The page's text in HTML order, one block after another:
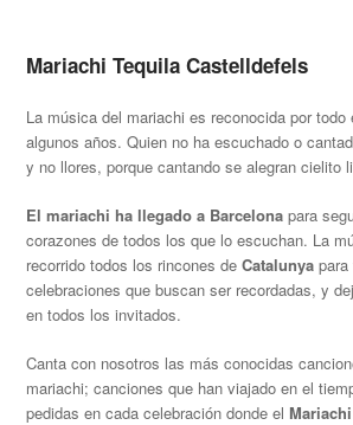
Mariachi Tequila Castelldefels
La música del mariachi es reconocida por todo
algunos años. Quien no ha escuchado o
y no llores, porque cantando se alegran cielito
El mariachi ha llegado a Barcelona para
corazones de todos los que lo escuchan. La
recorrido todos los rincones deCatalunya
celebraciones que buscan ser recordadas, y
en todos los invitados.
Canta con nosotros las más conocidas
mariachi; canciones que han viajado en el
pedidas en cada celebración donde el